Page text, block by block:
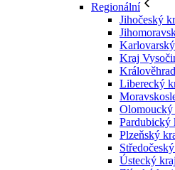
Regionální
Jihočeský
Kraj
Liberecký
Olomoucký
Pardubický
Plzeňský
Ústecký kraj